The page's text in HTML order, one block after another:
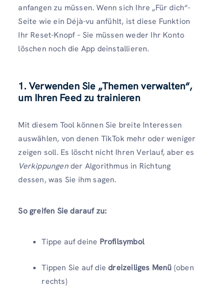
anfangen zu müssen. Wenn sich Ihre „Für dich“-
Seite wie ein Déjà-vu anfühlt, ist diese Funktion
Ihr Reset-Knopf – Sie müssen weder Ihr Konto
löschen noch die App deinstallieren.
1.Verwenden Sie „Themen verwalten“,
um Ihren Feed zu trainieren
Mit diesem Tool können Sie breite Interessen
auswählen, von denen TikTok mehr oder weniger
zeigen soll. Es löscht nicht Ihren Verlauf, aber es
Verkippungender Algorithmus in Richtung
dessen, was Sie ihm sagen.
So greifen Sie darauf zu:
Tippe auf deine Profilsymbol
Tippen Sie auf diedreizeiliges Menü (oben
rechts)